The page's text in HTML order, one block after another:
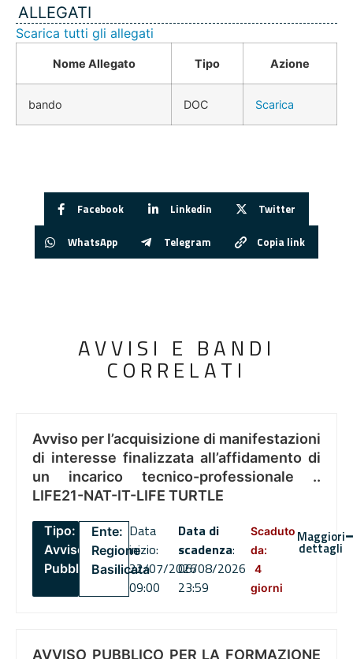
ALLEGATI
Scarica tutti gli allegati
Nome Allegato Tipo Azione
bando DOC Scarica
Facebook Linkedin Twitter
WhatsApp Telegram Copia link
AVVISI E BANDI
CORRELATI
Avviso per l’acquisizione di manifestazioni
di interesse finalizzata all’affidamento di
un incarico tecnico-professionale ..
LIFE21-NAT-IT-LIFE TURTLE
Tipo:
Avviso
Pubblico
Ente:
Regione
Basilicata
Data
inizio:
22/07/2026
09:00
Data di
scadenza:
06/08/2026
23:59
Scaduto
da:
4
giorni
Maggiori
dettagli
AVVISO PUBBLICO PER LA FORMAZIONE